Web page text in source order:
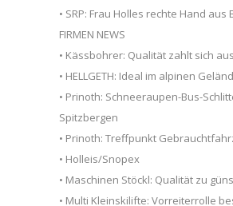
• SRP: Frau Holles rechte Hand aus
FIRMEN NEWS
• Kässbohrer: Qualität zahlt sich aus
• HELLGETH: Ideal im alpinen
• Prinoth: Schneeraupen-Bus-
Spitzbergen
• Prinoth: Treffpunkt
• Holleis/Snopex
• Maschinen Stöckl: Qualität zu
• Multi Kleinskilifte: Vorreiterrolle